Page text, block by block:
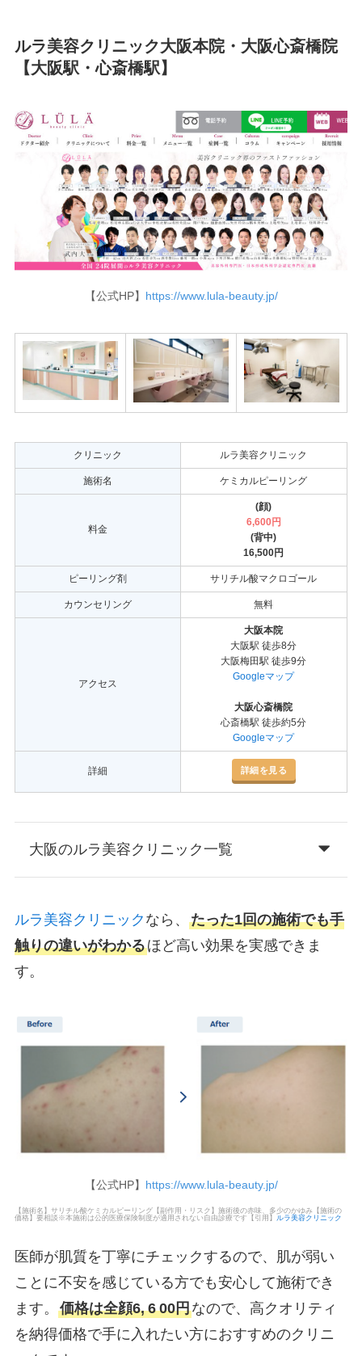
ルラ美容クリニック大阪本院・大阪心斎橋院
【大阪駅・心斎橋駅】
【公式HP】 https://www.lula-beauty.jp/
クリニック ルラ美容クリニック
施術名 ケミカルピーリング
料金
(顔)
6,600円
(背中)
16,500円
ピーリング剤 サリチル酸マクロゴール
カウンセリング 無料
アクセス
大阪本院
大阪駅 徒歩8分
大阪梅田駅 徒歩9分
Googleマップ
大阪心斎橋院
心斎橋駅 徒歩約5分
Googleマップ
詳細 詳細を見る
大阪のルラ美容クリニック一覧
ルラ美容クリニック なら、 たった1回の施術でも手
触りの違いがわかるほど高い効果を実感できま
す。
【公式HP】 https://www.lula-beauty.jp/
【施術名】サリチル酸ケミカルピーリング【副作用・リスク】施術後の赤味、多少のかゆみ【施術の
価格】要相談※本施術は公的医療保険制度が適用されない自由診療です【引用】
ルラ美容クリニック
医師が肌質を丁寧にチェックするので、肌が弱い
ことに不安を感じている方でも安心して施術でき
ます。 価格は全顔6, 6 00円なので、高クオリティ
を納得価格で手に入れたい方におすすめのクリニ